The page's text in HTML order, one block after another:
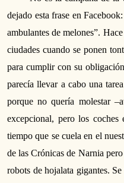
dejado esta frase en F
ambulantes de melones”. Hace
ciudades cuando se ponen
para cumplir con su
parecía llevar a cabo una
porque no quería molestar
excepcional, pero los
tiempo que se cuela en el
de las Crónicas de Narnia
robots de hojalata gigantes.